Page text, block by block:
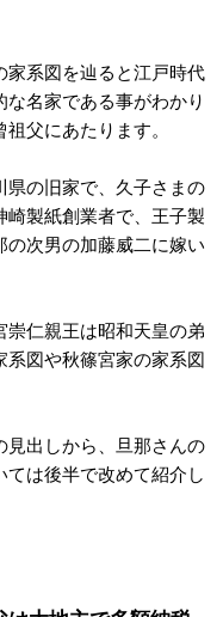
家系図を辿ると江戸時代
名家である事がわかり
父にあたります。
県の旧家で、久子さまの
製紙創業者で、王子製
次男の加藤威二に嫁い
崇仁親王は昭和天皇の弟
系図や秋篠宮家の家系図
見出しから、旦那さんの
は後半で改めて紹介し